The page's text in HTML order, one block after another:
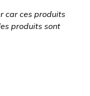
car ces produits
produits sont